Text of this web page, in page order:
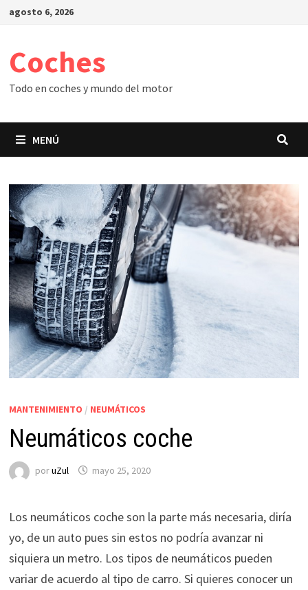
Saltar
agosto 6, 2026
Coches
Todo en coches y mundo del motor
MENÚ
MANTENIMIENTO / NEUMÁTICOS
Neumáticos coche
poruZul mayo 25, 2020
Los neumáticos coche son la parte más necesaria, diría
yo, de un auto pues sin estos no podría avanzar ni
siquiera un metro. Los tipos de neumáticos pueden
variar de acuerdo al tipo de carro. Si quieres conocer un